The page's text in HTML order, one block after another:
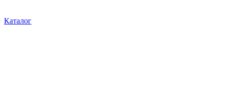
Каталог